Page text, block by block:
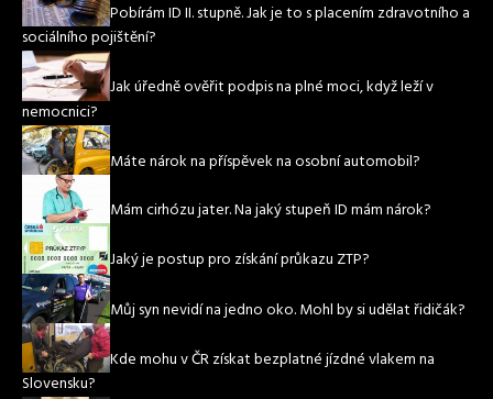
Pobírám ID II. stupně. Jak je to s placením zdravotního a
sociálního pojištění?
Jak úředně ověřit podpis na plné moci, když leží v
nemocnici?
Máte nárok na příspěvek na osobní automobil?
Mám cirhózu jater. Na jaký stupeň ID mám nárok?
Jaký je postup pro získání průkazu ZTP?
Můj syn nevidí na jedno oko. Mohl by si udělat řidičák?
Kde mohu v ČR získat bezplatné jízdné vlakem na
Slovensku?